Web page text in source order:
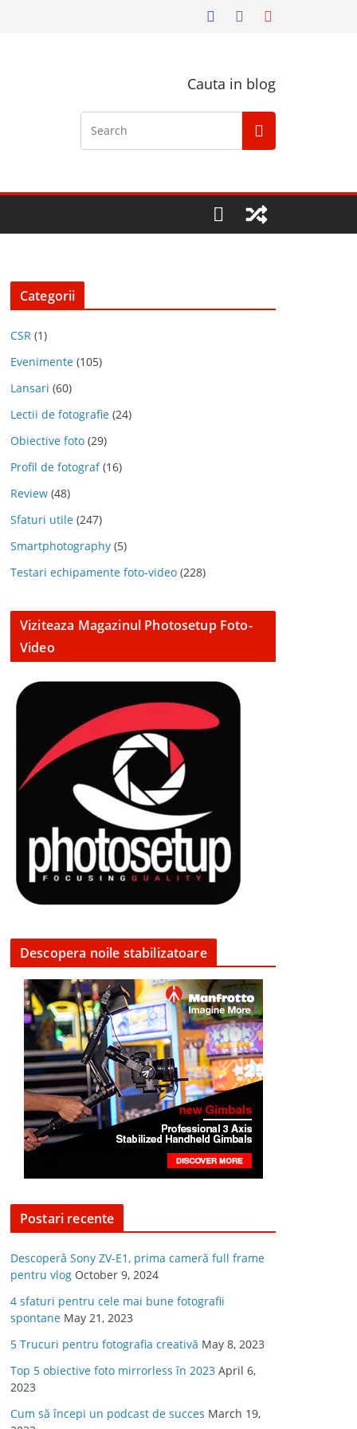
Cauta in blog
Categorii
CSR (1)
Evenimente (105)
Lansari (60)
Lectii de fotografie (24)
Obiective foto (29)
Profil de fotograf(16)
Review (48)
Sfaturi utile (247)
Smartphotography (5)
Testari echipamente foto-video (228)
Viziteaza Magazinul Photosetup Foto-
Video
Descopera noile stabilizatoare
Postari recente
Descoperă Sony ZV-E1, prima cameră full frame
pentru vlog October 9, 2024
4 sfaturi pentru cele mai bune fotografii
spontane May 21, 2023
5 Trucuri pentru fotografia creativă May 8, 2023
Top 5 obiective foto mirrorless în 2023 April 6,
2023
Cum să începi un podcast de succes March 19,